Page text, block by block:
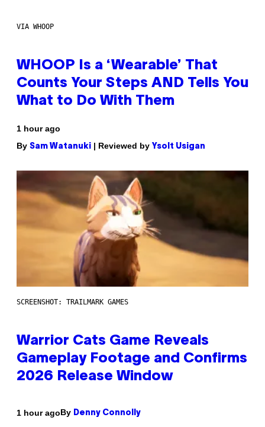
VIA WHOOP
WHOOP Is a ‘Wearable’ That
Counts Your Steps AND Tells You
What to Do With Them
1 hour ago
By Sam Watanuki | Reviewed by Ysolt Usigan
SCREENSHOT: TRAILMARK GAMES
Warrior Cats Game Reveals
Gameplay Footage and Confirms
2026 Release Window
1 hour agoBy Denny Connolly